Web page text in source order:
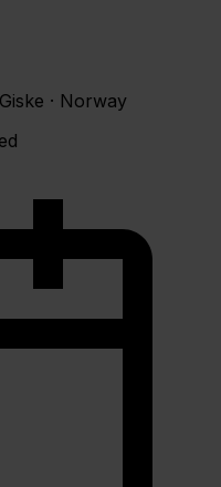
· Norway